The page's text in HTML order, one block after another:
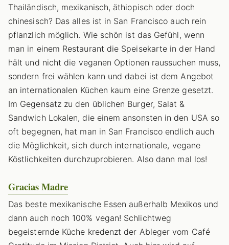
Thailändisch, mexikanisch, äthiopisch oder doch
chinesisch? Das alles ist in San Francisco auch rein
pflanzlich möglich. Wie schön ist das Gefühl, wenn
man in einem Restaurant die Speisekarte in der Hand
hält und nicht die veganen Optionen raussuchen muss,
sondern frei wählen kann und dabei ist dem Angebot
an internationalen Küchen kaum eine Grenze gesetzt.
Im Gegensatz zu den üblichen Burger, Salat &
Sandwich Lokalen, die einem ansonsten in den USA so
oft begegnen, hat man in San Francisco endlich auch
die Möglichkeit, sich durch internationale, vegane
Köstlichkeiten durchzuprobieren. Also dann mal los!
Gracias Madre
Das beste mexikanische Essen außerhalb Mexikos und
dann auch noch 100% vegan! Schlichtweg
begeisternde Küche kredenzt der Ableger vom Café